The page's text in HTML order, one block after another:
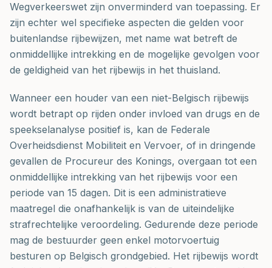
Wegverkeerswet zijn onverminderd van toepassing. Er
zijn echter wel specifieke aspecten die gelden voor
buitenlandse rijbewijzen, met name wat betreft de
onmiddellijke intrekking en de mogelijke gevolgen voor
de geldigheid van het rijbewijs in het thuisland.
Wanneer een houder van een niet-Belgisch rijbewijs
wordt betrapt op rijden onder invloed van drugs en de
speekselanalyse positief is, kan de Federale
Overheidsdienst Mobiliteit en Vervoer, of in dringende
gevallen de Procureur des Konings, overgaan tot een
onmiddellijke intrekking van het rijbewijs voor een
periode van 15 dagen. Dit is een administratieve
maatregel die onafhankelijk is van de uiteindelijke
strafrechtelijke veroordeling. Gedurende deze periode
mag de bestuurder geen enkel motorvoertuig
besturen op Belgisch grondgebied. Het rijbewijs wordt